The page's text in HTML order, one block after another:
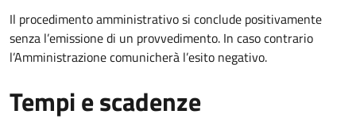
Il procedimento amministrativo si conclude positivamente
senza l’emissione di un provvedimento. In caso contrario
l’Amministrazione comunicherà l’esito negativo.
Tempi e scadenze